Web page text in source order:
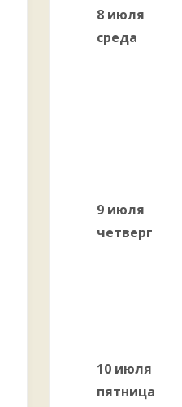
8 июля
среда
9 июля
четверг
10 июля
пятница